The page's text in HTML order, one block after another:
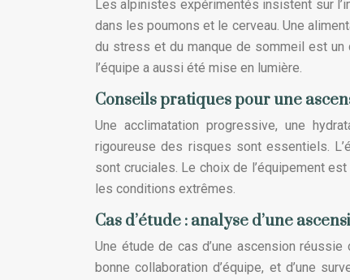
Les alpinistes expérimentés insistent sur
dans les poumons et le cerveau. Une
du stress et du manque de sommeil est un
l’équipe a aussi été mise en lumière.
Conseils pratiques pour une
Une acclimatation progressive, une
rigoureuse des risques sont essentiels.
sont cruciales. Le choix de l’équipement
les conditions extrêmes.
Cas d’étude : analyse d’une
Une étude de cas d’une ascension réussie
bonne collaboration d’équipe, et d’une